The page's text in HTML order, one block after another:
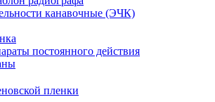
рентгенографии
рентгеновской пленки
для рентгеновской пленки
для радиографического контроля
чувствительности
радиографа
канавочные (ЭЧК)